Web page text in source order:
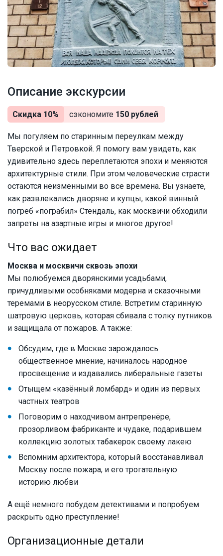
Описание экскурсии
Скидка 10% сэкономите 150 рублей
Мы погуляем по старинным переулкам между
Тверской и Петровкой. Я помогу вам увидеть, как
удивительно здесь переплетаются эпохи и меняются
архитектурные стили. При этом человеческие страсти
остаются неизменными во все времена. Вы узнаете,
как развлекались дворяне и купцы, какой винный
погреб «пограбил» Стендаль, как москвичи обходили
запреты на азартные игры и многое другое!
Что вас ожидает
Москва и москвичи сквозь эпохи
Мы полюбуемся дворянскими усадьбами,
причудливыми особняками модерна и сказочными
теремами в неорусском стиле. Встретим старинную
шатровую церковь, которая сбивала с толку путников
и защищала от пожаров. А также:
Обсудим, где в Москве зарождалось
общественное мнение, начиналось народное
просвещение и издавались либеральные газеты
Отыщем «казённый ломбард» и один из первых
частных театров
Поговорим о находчивом антрепренёре,
прозорливом фабриканте и чудаке, подарившем
коллекцию золотых табакерок своему лакею
Вспомним архитектора, который восстанавливал
Москву после пожара, и его трогательную
историю любви
А ещё немного побудем детективами и попробуем
раскрыть одно преступление!
Организационные детали